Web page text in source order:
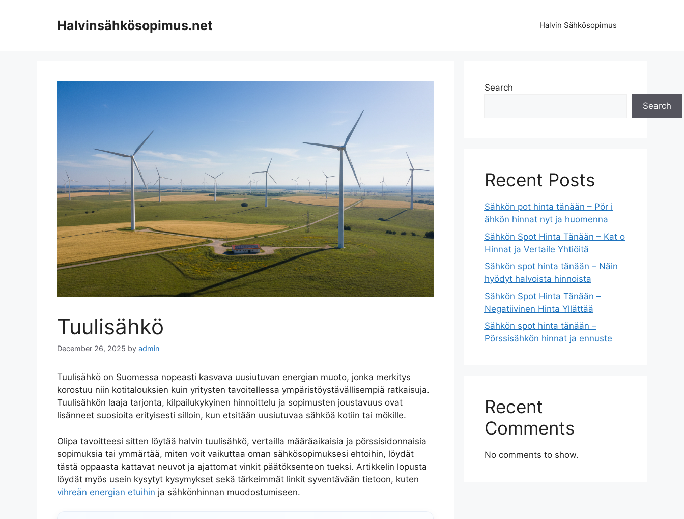
Halvinsähkösopimus.net Halvin Sähkösopimus
Tuulisähkö
December 26, 2025 by admin
Tuulisähkö on Suomessa nopeasti kasvava uusiutuvan energian muoto, jonka merkitys
korostuu niin kotitalouksien kuin yritysten tavoitellessa ympäristöystävällisempiä ratkaisuja.
Tuulisähkön laaja tarjonta, kilpailukykyinen hinnoittelu ja sopimusten joustavuus ovat
lisänneet suosioita erityisesti silloin, kun etsitään uusiutuvaa sähköä kotiin tai mökille.
Olipa tavoitteesi sitten löytää halvin tuulisähkö, vertailla määräaikaisia ja pörssisidonnaisia
sopimuksia tai ymmärtää, miten voit vaikuttaa oman sähkösopimuksesi ehtoihin, löydät
tästä oppaasta kattavat neuvot ja ajattomat vinkit päätöksenteon tueksi. Artikkelin lopusta
löydät myös usein kysytyt kysymykset sekä tärkeimmät linkit syventävään tietoon, kuten
vihreän energian etuihin ja sähkönhinnan muodostumiseen.
Search
Search
Recent Posts
Sähkön pot hinta tänään – Pör i
ähkön hinnat nyt ja huomenna
Sähkön Spot Hinta Tänään – Kat o
Hinnat ja Vertaile Yhtiöitä
Sähkön spot hinta tänään – Näin
hyödyt halvoista hinnoista
Sähkön Spot Hinta Tänään –
Negatiivinen Hinta Yllättää
Sähkön spot hinta tänään –
Pörssisähkön hinnat ja ennuste
Recent
Comments
No comments to show.